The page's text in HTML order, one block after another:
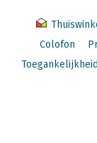
Colofon